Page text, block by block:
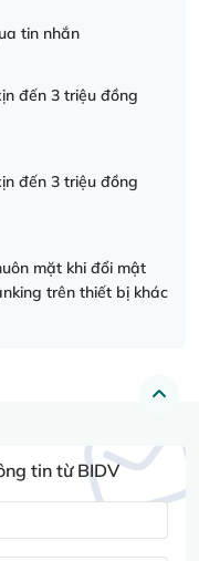
tin nhắn
đến 3 triệu đồng
đến 3 triệu đồng
mặt khi đổi mật
trên thiết bị khác
tin từ BIDV